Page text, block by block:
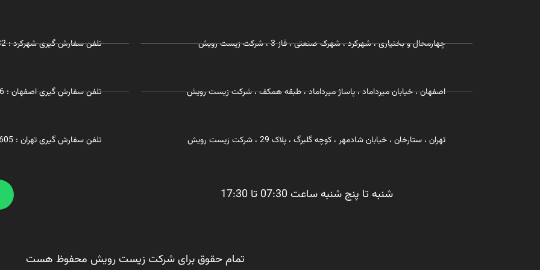
چهارمحال و بختیاری ، شهرکرد ، شهرک صنعتی ، فاز 3 ، شرکت زیست رویش
اصفهان ، خیابان میرداماد ، پاساژ میرداماد ، طبقه همکف ، شرکت زیست رویش
تهران ، ستارخان ، خیابان شادمهر ، کوچه گلبرگ ، پلاک 29 ، شرکت زیست رویش
تلفن سفارش گیری شهرکرد : 03832281732 - 09127215968
تلفن سفارش گیری اصفهان : 09055197726
تلفن سفارش گیری تهران : 09191304605
شنبه تا پنج شنبه ساعت 07:30 تا 17:30
تمام حقوق برای شرکت زیست رویش محفوظ هست